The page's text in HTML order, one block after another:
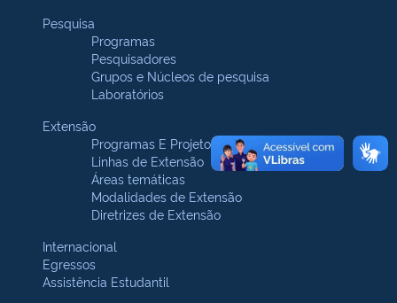
Pesquisa
Programas
Pesquisadores
Grupos e Núcleos de pesquisa
Laboratórios
Extensão
Programas E Projetos
Linhas de Extensão
Áreas temáticas
Modalidades de Extensão
Diretrizes de Extensão
Internacional
Egressos
Assistência Estudantil